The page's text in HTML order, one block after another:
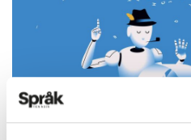
Mer fokus på engelsk